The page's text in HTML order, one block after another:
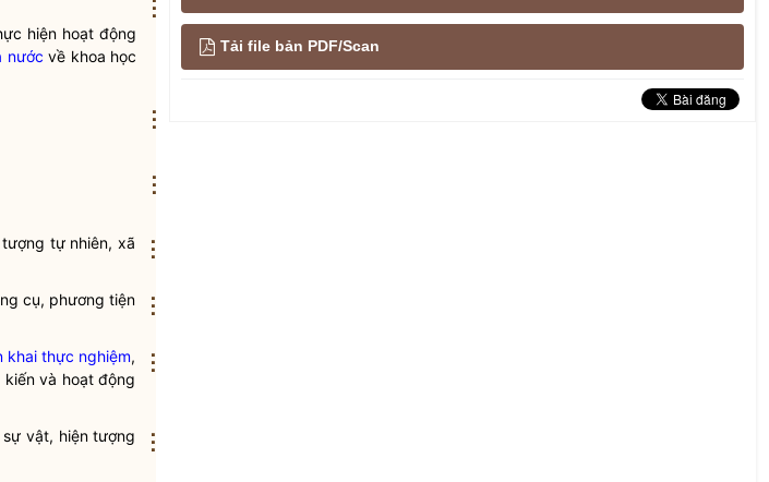
hiện hoạt động
nước về khoa học
tự nhiên, xã
cụ, phương tiện
khai thực nghiệm,
và hoạt động
vật, hiện tượng
Tải file bản PDF/Scan
⋮
⋮
⋮
⋮
⋮
⋮
⋮